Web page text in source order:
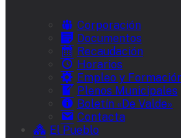
Corporación
Documentos
Recaudación
Horarios
Empleo y
Plenos Municipales
Boletín «De Valde»
Contacta
El Pueblo